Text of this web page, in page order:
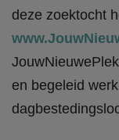
deze zoektocht
en begeleid